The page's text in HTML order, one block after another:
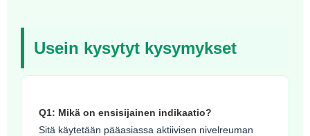
Usein kysytyt kysymykset
Q1: Mikä on ensisijainen indikaatio?
Sitä käytetään pääasiassa aktiivisen nivelreuman